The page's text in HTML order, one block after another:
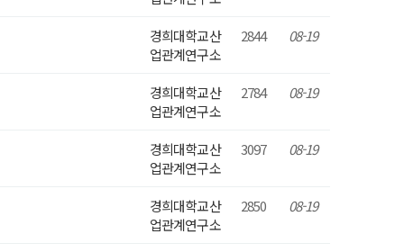
경희대학교산
업관계연구소
2844 08-19
경희대학교산
업관계연구소
2784 08-19
경희대학교산
업관계연구소
3097 08-19
경희대학교산
업관계연구소
2850 08-19